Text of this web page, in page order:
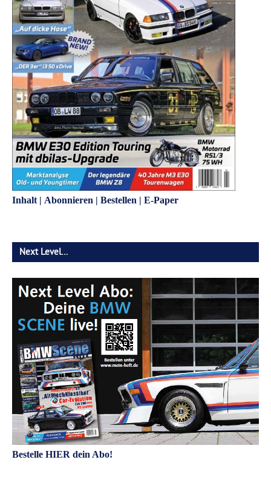
Inhalt | Abonnieren | Bestellen | E-Paper
Next Level…
Bestelle HIER dein Abo!